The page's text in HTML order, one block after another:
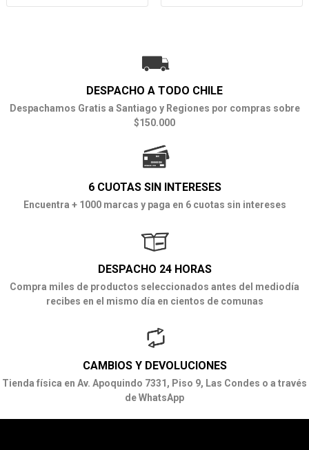
DESPACHO A TODO CHILE
Despachamos Gratis a Santiago y Regiones por compras sobre
$150.000
6 CUOTAS SIN INTERESES
Encuentra + 1000 marcas y paga en 6 cuotas sin intereses
DESPACHO 24 HORAS
Compra miles de productos seleccionados antes del mediodía
recibes en el mismo día en cientos de comunas
CAMBIOS Y DEVOLUCIONES
Tienda física en Av. Apoquindo 7331, Piso 9, Las Condes o a través
de WhatsApp